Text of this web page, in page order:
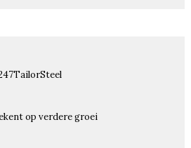
op verdere groei